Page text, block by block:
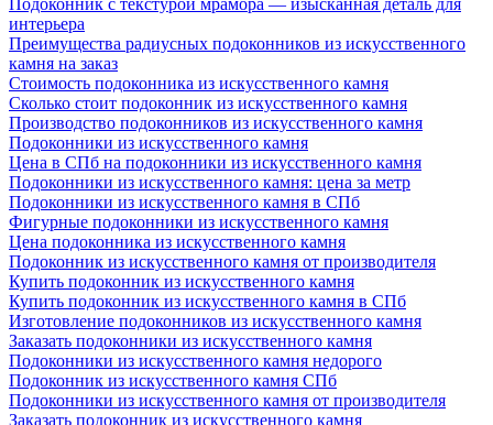
Подоконник с текстурой мрамора — изысканная деталь для
интерьера
Преимущества радиусных подоконников из искусственного
камня на заказ
Стоимость подоконника из искусственного камня
Сколько стоит подоконник из искусственного камня
Производство подоконников из искусственного камня
Подоконники из искусственного камня
Цена в СПб на подоконники из искусственного камня
Подоконники из искусственного камня: цена за метр
Подоконники из искусственного камня в СПб
Фигурные подоконники из искусственного камня
Цена подоконника из искусственного камня
Подоконник из искусственного камня от производителя
Купить подоконник из искусственного камня
Купить подоконник из искусственного камня в СПб
Изготовление подоконников из искусственного камня
Заказать подоконники из искусственного камня
Подоконники из искусственного камня недорого
Подоконник из искусственного камня СПб
Подоконники из искусственного камня от производителя
Заказать подоконник из искусственного камня